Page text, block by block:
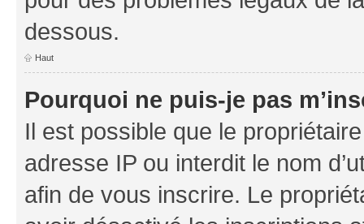
dessous.
Haut
Pourquoi ne puis-je pas
Il est possible que le
adresse IP ou interdit le nom
afin de vous inscrire. Le